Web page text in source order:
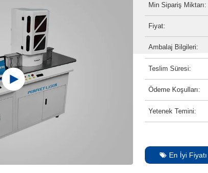
Min Sipariş Miktarı:
Fiyat:
Ambalaj Bilgileri:
Teslim Süresi:
Ödeme Koşulları:
Yetenek Temini:
En İyi Fiyatı